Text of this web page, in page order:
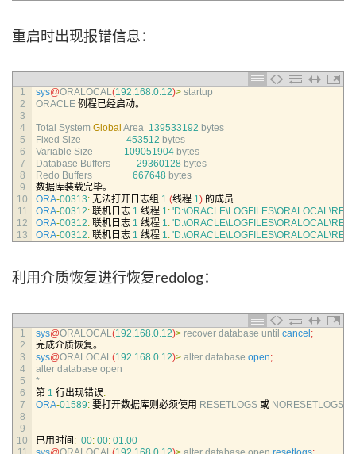
重启时出现报错信息：
1
2
3
4
5
6
7
8
9
10
11
12
13
sys@ORALOCAL(192.168.0.12)> startup
ORACLE 例程已经启动。
Total System Global Area 139533192 bytes
Fixed Size 453512 bytes
Variable Size 109051904 bytes
Database Buffers 29360128 bytes
Redo Buffers 667648 bytes
数据库装载完毕。
ORA-00313: 无法打开日志组 1 (线程 1) 的成员
ORA-00312: 联机日志 1 线程 1:
ORA-00312: 联机日志 1 线程 1:
ORA-00312: 联机日志 1 线程 1:
利用介质恢复进行恢复redolog：
1
2
3
4
5
6
7
8
9
10
sys@ORALOCAL(192.168.0.12)> recover database until cancel ;
完成介质恢复。
sys@ORALOCAL(192.168.0.12)> alter database open;
alter database open
*
第 1 行出现错误:
ORA-01589: 要打开数据库则必须使用 RESETLOGS 或 NORESETLOGS
已用时间 : 00: 00: 01.00